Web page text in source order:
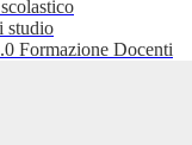
studio
Formazione Docenti